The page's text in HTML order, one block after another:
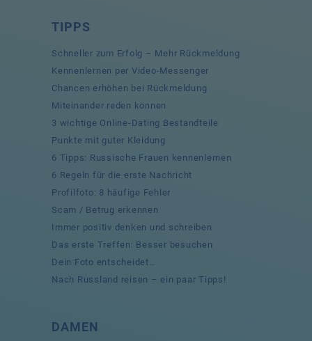
TIPPS
Schneller zum Erfolg – Mehr Rückmeldung
Kennenlernen per Video-Messenger
Chancen erhöhen bei Rückmeldung
Miteinander reden können
3 wichtige Online-Dating Bestandteile
Punkte mit guter Kleidung
6 Tipps: Russische Frauen kennenlernen
6 Regeln für die erste Nachricht
Profilfoto: 8 häufige Fehler
Scam / Betrug erkennen
Immer positiv denken und schreiben
Das erste Treffen: Besser besuchen
Dein Foto entscheidet…
Nach Russland reisen – ein paar Tipps!
DAMEN